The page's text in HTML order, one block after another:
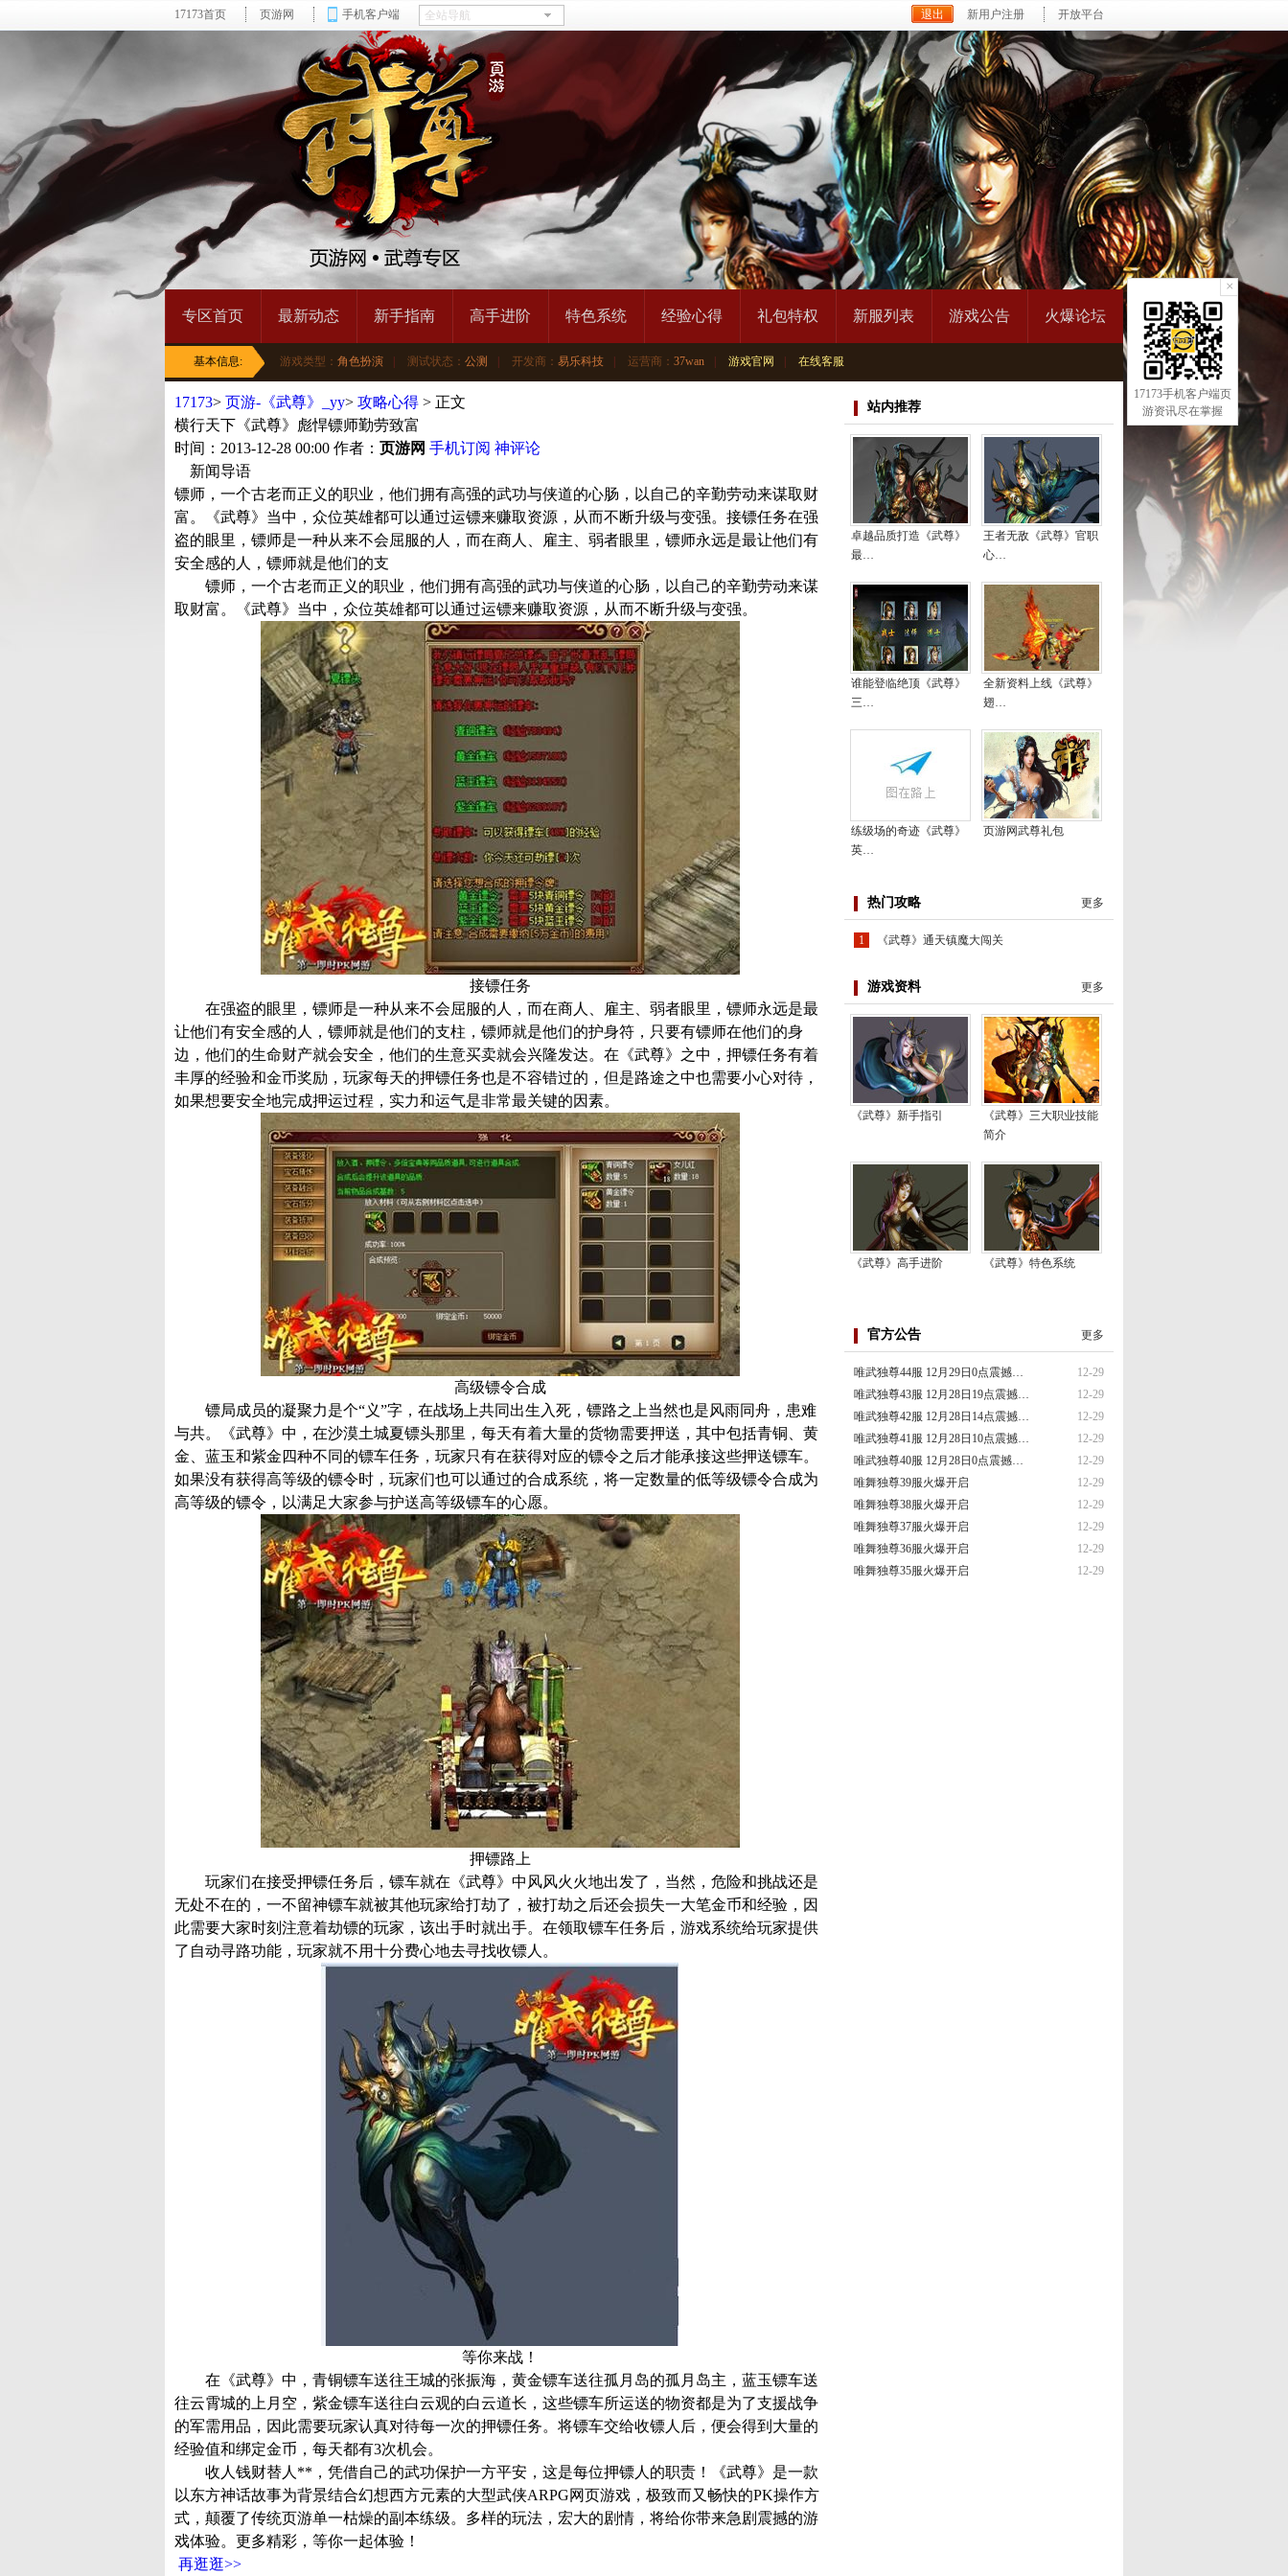
17173首页 页游网 手机客户端 新用户注册 开放平台
专区首页 最新动态 新手指南 高手进阶 特色系统 经验心得 礼包特权 新服列表 游戏公告 火爆论坛
基本信息: 游戏类型： 角色扮演 测试状态： 公测 开发商： 易乐科技 运营商： 37wan 游戏官网 在线客服
17173> 页游-《武尊》_yy> 攻略心得 > 正文
横行天下《武尊》彪悍镖师勤劳致富
时间：2013-12-28 00:00 作者： 页游网 手机订阅 神评论
新闻导语
镖师，一个古老而正义的职业，他们拥有高强的武功与侠道的心肠，以自己的辛勤劳动来谋取财
富。《武尊》当中，众位英雄都可以通过运镖来赚取资源，从而不断升级与变强。接镖任务在强
盗的眼里，镖师是一种从来不会屈服的人，而在商人、雇主、弱者眼里，镖师永远是最让他们有
安全感的人，镖师就是他们的支
镖师，一个古老而正义的职业，他们拥有高强的武功与侠道的心肠，以自己的辛勤劳动来谋
取财富。《武尊》当中，众位英雄都可以通过运镖来赚取资源，从而不断升级与变强。
接镖任务
在强盗的眼里，镖师是一种从来不会屈服的人，而在商人、雇主、弱者眼里，镖师永远是最
让他们有安全感的人，镖师就是他们的支柱，镖师就是他们的护身符，只要有镖师在他们的身
边，他们的生命财产就会安全，他们的生意买卖就会兴隆发达。在《武尊》之中，押镖任务有着
丰厚的经验和金币奖励，玩家每天的押镖任务也是不容错过的，但是路途之中也需要小心对待，
如果想要安全地完成押运过程，实力和运气是非常最关键的因素。
高级镖令合成
镖局成员的凝聚力是个“义”字，在战场上共同出生入死，镖路之上当然也是风雨同舟，患难
与共。《武尊》中，在沙漠土城夏镖头那里，每天有着大量的货物需要押送，其中包括青铜、黄
金、蓝玉和紫金四种不同的镖车任务，玩家只有在获得对应的镖令之后才能承接这些押送镖车。
如果没有获得高等级的镖令时，玩家们也可以通过的合成系统，将一定数量的低等级镖令合成为
高等级的镖令，以满足大家参与护送高等级镖车的心愿。
押镖路上
玩家们在接受押镖任务后，镖车就在《武尊》中风风火火地出发了，当然，危险和挑战还是
无处不在的，一不留神镖车就被其他玩家给打劫了，被打劫之后还会损失一大笔金币和经验，因
此需要大家时刻注意着劫镖的玩家，该出手时就出手。在领取镖车任务后，游戏系统给玩家提供
了自动寻路功能，玩家就不用十分费心地去寻找收镖人。
等你来战！
在《武尊》中，青铜镖车送往王城的张振海，黄金镖车送往孤月岛的孤月岛主，蓝玉镖车送
往云霄城的上月空，紫金镖车送往白云观的白云道长，这些镖车所运送的物资都是为了支援战争
的军需用品，因此需要玩家认真对待每一次的押镖任务。将镖车交给收镖人后，便会得到大量的
经验值和绑定金币，每天都有3次机会。
收人钱财替人**，凭借自己的武功保护一方平安，这是每位押镖人的职责！《武尊》是一款
以东方神话故事为背景结合幻想西方元素的大型武侠ARPG网页游戏，极致而又畅快的PK操作方
式，颠覆了传统页游单一枯燥的副本练级。多样的玩法，宏大的剧情，将给你带来急剧震撼的游
戏体验。更多精彩，等你一起体验！
再逛逛>>
站内推荐
卓越品质打造《武尊》
最…
王者无敌《武尊》官职
心…
谁能登临绝顶《武尊》
三…
全新资料上线《武尊》
翅…
练级场的奇迹《武尊》
英…
页游网武尊礼包
更多
热门攻略
1 《武尊》通天镇魔大闯关
更多
游戏资料
《武尊》新手指引
《武尊》三大职业技能
简介
《武尊》高手进阶 《武尊》特色系统
更多
官方公告
12-29
唯武独尊44服 12月29日0点震撼…
12-29
唯武独尊43服 12月28日19点震撼…
12-29
唯武独尊42服 12月28日14点震撼…
12-29
唯武独尊41服 12月28日10点震撼…
12-29
唯武独尊40服 12月28日0点震撼…
12-29
唯舞独尊39服火爆开启
12-29
唯舞独尊38服火爆开启
12-29
唯舞独尊37服火爆开启
12-29
唯舞独尊36服火爆开启
12-29
唯舞独尊35服火爆开启
×
17173手机客户端页
游资讯尽在掌握